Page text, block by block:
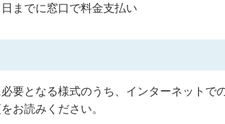
までに窓口で料金支払い
要となる様式のうち、インターネットで
お読みください。